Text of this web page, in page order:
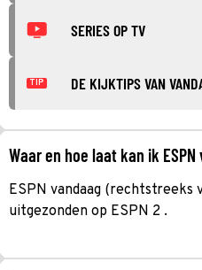
SERIES OP TV
TIP DE KIJKTIPS VAN
Waar en hoe laat kan ik
ESPN vandaag (rechtstreeks
uitgezonden op ESPN 2 .